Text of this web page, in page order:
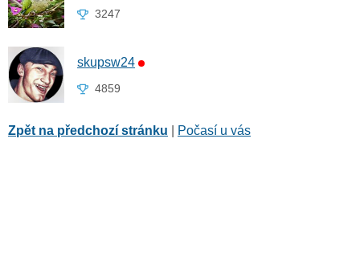
3247
skupsw24
4859
Zpět na předchozí stránku Počasí u vás